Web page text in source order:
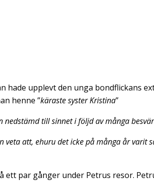
hade upplevt den unga bondflickans
henne ”käraste syster Kristina”
till sinnet i följd av många
veta att, ehuru det icke på många år varit
par gånger under Petrus resor.